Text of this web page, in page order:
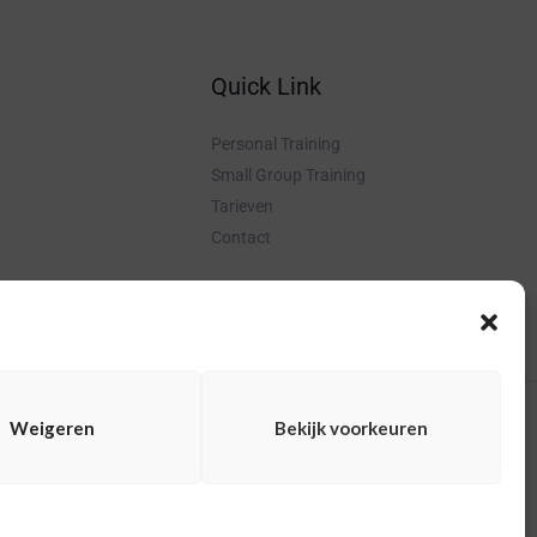
Weigeren Bekijk voorkeuren
Quick Link
Personal Training
Small Group Training
Tarieven
Contact